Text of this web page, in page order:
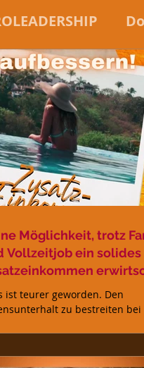
- Coaching &
Möglichkeit, trotz
Vollzeitjob ein solides
ist teurer geworden. Den
zu bestreiten bei